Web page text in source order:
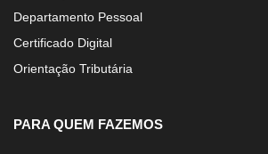
Departamento Pessoal
Certificado Digital
Orientação Tributária
PARA QUEM FAZEMOS